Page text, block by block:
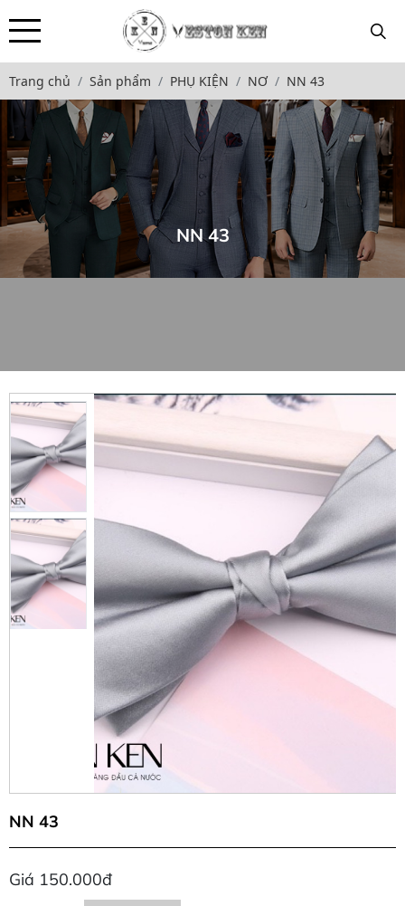
Trang chủ Sản phẩm PHỤ KIỆN NƠ NN 43
NN 43
NN 43
Giá 150.000đ